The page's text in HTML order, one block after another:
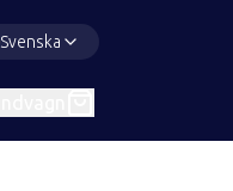
Svenska